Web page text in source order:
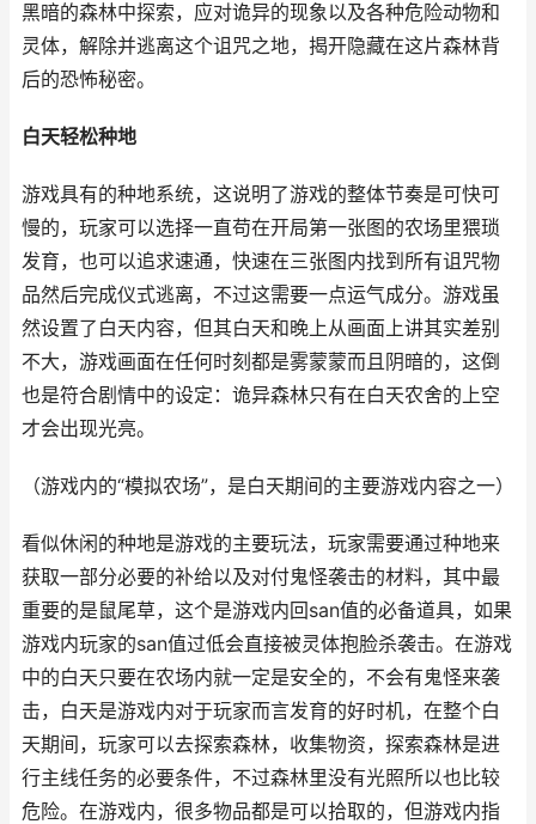
黑暗的森林中探索，应对诡异的现象以及各种危险动物和
灵体，解除并逃离这个诅咒之地，揭开隐藏在这片森林背
后的恐怖秘密。
白天轻松种地
游戏具有的种地系统，这说明了游戏的整体节奏是可快可
慢的，玩家可以选择一直苟在开局第一张图的农场里猥琐
发育，也可以追求速通，快速在三张图内找到所有诅咒物
品然后完成仪式逃离，不过这需要一点运气成分。游戏虽
然设置了白天内容，但其白天和晚上从画面上讲其实差别
不大，游戏画面在任何时刻都是雾蒙蒙而且阴暗的，这倒
也是符合剧情中的设定：诡异森林只有在白天农舍的上空
才会出现光亮。
（游戏内的“模拟农场”，是白天期间的主要游戏内容之一）
看似休闲的种地是游戏的主要玩法，玩家需要通过种地来
获取一部分必要的补给以及对付鬼怪袭击的材料，其中最
重要的是鼠尾草，这个是游戏内回san值的必备道具，如果
游戏内玩家的san值过低会直接被灵体抱脸杀袭击。在游戏
中的白天只要在农场内就一定是安全的，不会有鬼怪来袭
击，白天是游戏内对于玩家而言发育的好时机，在整个白
天期间，玩家可以去探索森林，收集物资，探索森林是进
行主线任务的必要条件，不过森林里没有光照所以也比较
危险。在游戏内，很多物品都是可以拾取的，但游戏内指